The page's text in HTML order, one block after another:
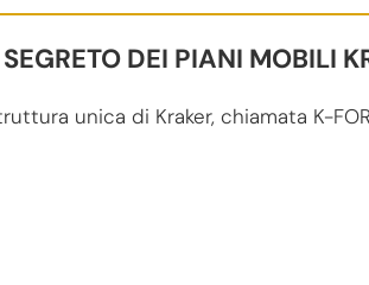
DEI PIANI MOBILI
unica di Kraker, chiamata K-